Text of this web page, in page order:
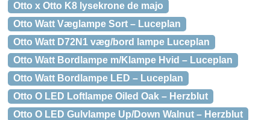
Otto x Otto K8 lysekrone de majo
Otto Watt Væglampe Sort – Luceplan
Otto Watt D72N1 væg/bord lampe Luceplan
Otto Watt Bordlampe m/Klampe Hvid – Luceplan
Otto Watt Bordlampe LED – Luceplan
Otto O LED Loftlampe Oiled Oak – Herzblut
Otto O LED Gulvlampe Up/Down Walnut – Herzblut